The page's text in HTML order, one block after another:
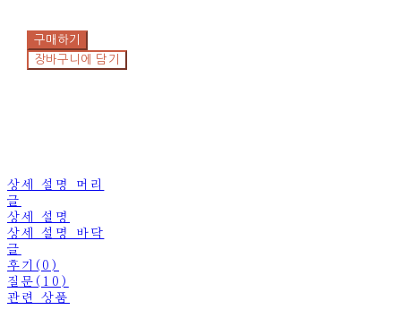
구매하기
장바구니에 담기
상세 설명 머리
글
상세 설명
상세 설명 바닥
글
후기(0)
질문(10)
관련 상품